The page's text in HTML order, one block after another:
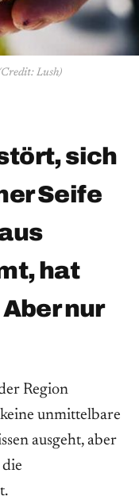
Lush)
sich
Seife
hat
nur
Region
unmittelbare
ausgeht, aber